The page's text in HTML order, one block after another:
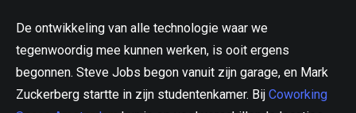
De ontwikkeling van alle technologie waar we
tegenwoordig mee kunnen werken, is ooit ergens
begonnen. Steve Jobs begon vanuit zijn garage, en Mark
Zuckerberg startte in zijn studentenkamer. Bij Coworking